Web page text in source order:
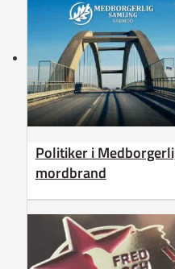
Politiker i
mordbrand